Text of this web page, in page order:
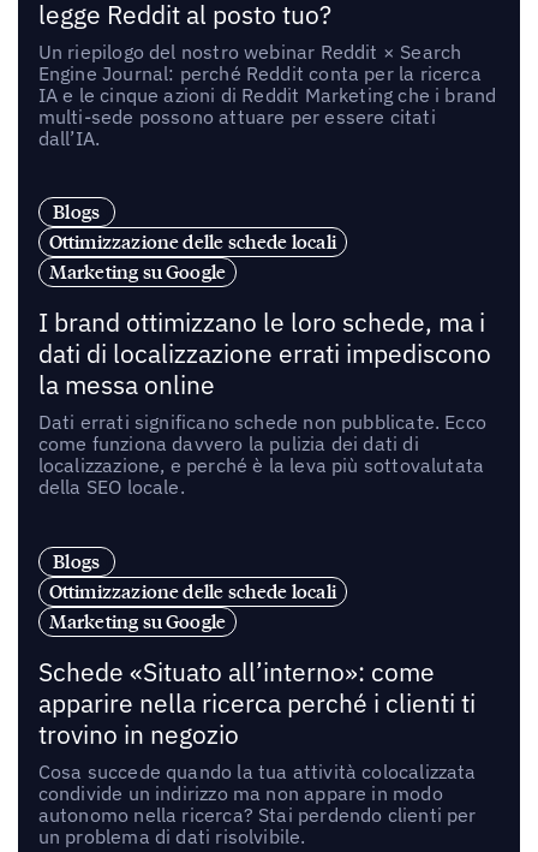
legge Reddit al posto tuo?
Un riepilogo del nostro webinar Reddit × Search
Engine Journal: perché Reddit conta per la ricerca
IA e le cinque azioni di Reddit Marketing che i brand
multi-sede possono attuare per essere citati
dall’IA.
Blogs
Ottimizzazione delle schede locali
Marketing su Google
I brand ottimizzano le loro schede, ma i
dati di localizzazione errati impediscono
la messa online
Dati errati significano schede non pubblicate. Ecco
come funziona davvero la pulizia dei dati di
localizzazione, e perché è la leva più sottovalutata
della SEO locale.
Blogs
Ottimizzazione delle schede locali
Marketing su Google
Schede «Situato all’interno»: come
apparire nella ricerca perché i clienti ti
trovino in negozio
Cosa succede quando la tua attività colocalizzata
condivide un indirizzo ma non appare in modo
autonomo nella ricerca? Stai perdendo clienti per
un problema di dati risolvibile.